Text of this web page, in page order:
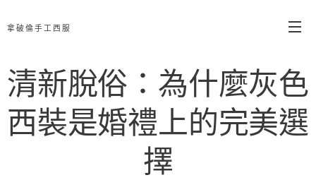
拿破倫手工西服
清新脫俗：為什麼灰色
西裝是婚禮上的完美選
擇